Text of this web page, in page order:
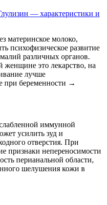
— характеристики и
материнское молоко,
психофизическое развитие
различных органов.
женщине это лекарство, на
лучше
при беременности →
иммунной
усилить зуд и
отверстия. При
признаки непереносимости
перианальной области,
шелушения кожи в